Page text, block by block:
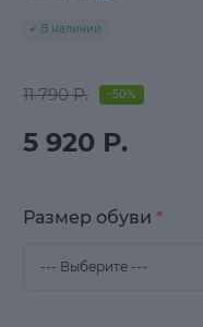
В наличии
11 790 Р. -50%
5 920 Р.
Размер обуви *